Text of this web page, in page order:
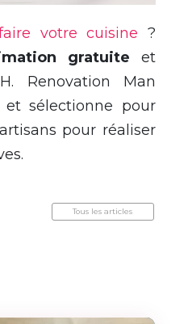
votre cuisine ?
gratuite et
Renovation Man
et sélectionne pour
pour réaliser
Tous les articles